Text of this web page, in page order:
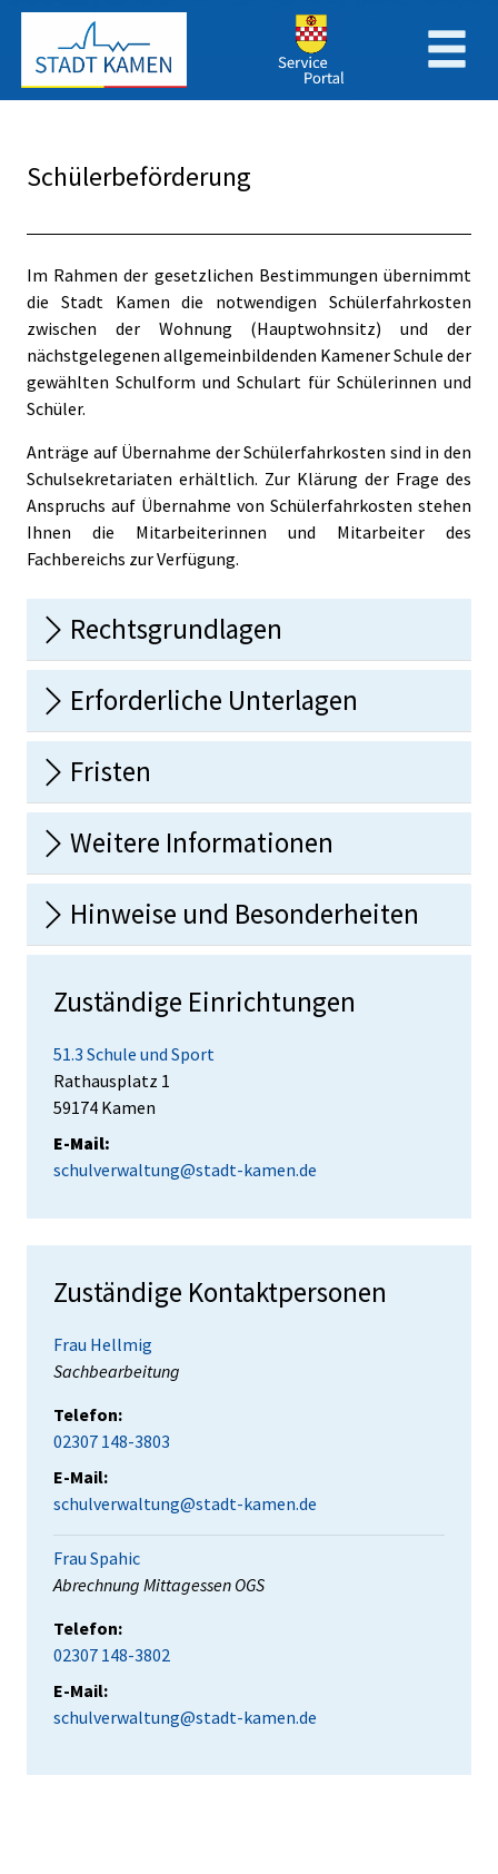
Zum Hauptinhalt springen
Zum Header
Zum Hauptinhalt
Zum Footer
Schülerbeförderung
Beschreibung
Im Rahmen der gesetzlichen Bestimmungen übernimmt
die Stadt Kamen die notwendigen Schülerfahrkosten
zwischen der Wohnung (Hauptwohnsitz) und der
nächstgelegenen allgemeinbildenden Kamener Schule der
gewählten Schulform und Schulart für Schülerinnen und
Schüler.
Anträge auf Übernahme der Schülerfahrkosten sind in den
Schulsekretariaten erhältlich. Zur Klärung der Frage des
Anspruchs auf Übernahme von Schülerfahrkosten stehen
Ihnen die Mitarbeiterinnen und Mitarbeiter des
Fachbereichs zur Verfügung.
Rechtsgrundlagen
Erforderliche Unterlagen
Fristen
Weitere Informationen
Hinweise und Besonderheiten
Zuständige Einrichtungen
51.3 Schule und Sport
Straße:
Rathausplatz Hausnummer:
1
PLZ:
59174 Ort:
Kamen
E-Mail:
schulverwaltung@stadt-kamen.de
Zuständige Kontaktpersonen
Frau Hellmig
Position:
Sachbearbeitung
Telefon:
02307 148-3803
E-Mail:
schulverwaltung@stadt-kamen.de
Frau Spahic
Position:
Abrechnung Mittagessen OGS
Telefon:
02307 148-3802
E-Mail:
schulverwaltung@stadt-kamen.de